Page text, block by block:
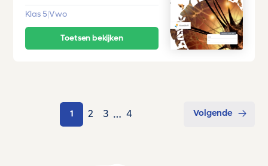
Klas 5|Vwo
Toetsen bekijken
1 2 3 … 4 Volgende